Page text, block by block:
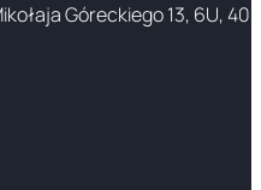
Góreckiego 13, 6U,